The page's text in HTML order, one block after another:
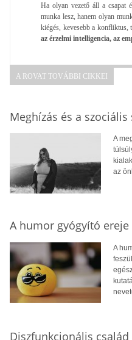
Ha olyan vezető áll a csapat
munka lesz, hanem olyan
kiégés, kevesebb a konfliktus,
az érzelmi intelligencia, az
A ROVAT TOVÁBBI CIKKEI
Meghízás és a
A
az
A humor gyógyító ereje
A
Diszfunkcionális